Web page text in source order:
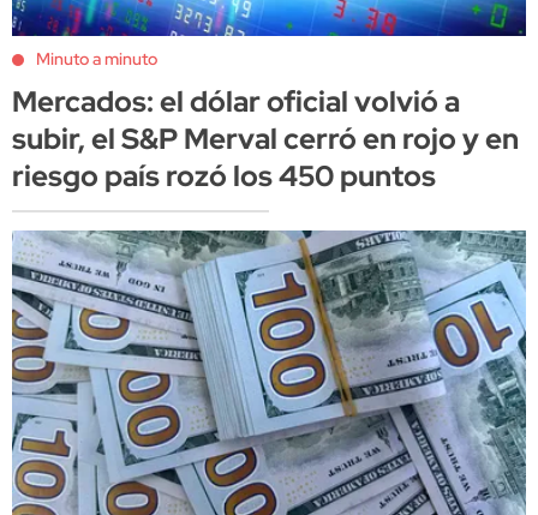
Minuto a minuto
Mercados: el dólar oficial volvió a
subir, el S&P Merval cerró en rojo y en
riesgo país rozó los 450 puntos